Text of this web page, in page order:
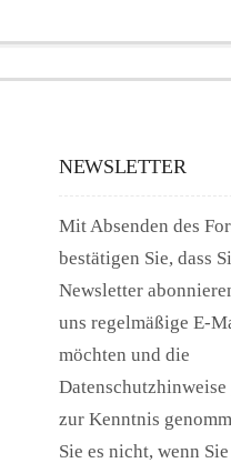
NEWSLETTER
Mit Absenden des
bestätigen Sie, dass
Newsletter
uns regelmäßige E-
möchten und die
Datenschutzhinweise
zur Kenntnis
Sie es nicht, wenn